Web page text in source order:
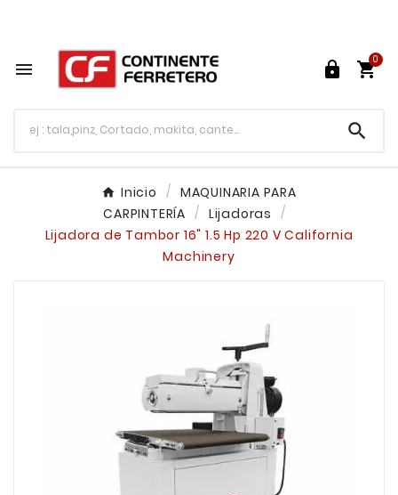
  
0

Inicio
MAQUINARIA PARA
CARPINTERÍA
Lijadoras
Lijadora de Tambor 16" 1.5 Hp 220 V California
Machinery